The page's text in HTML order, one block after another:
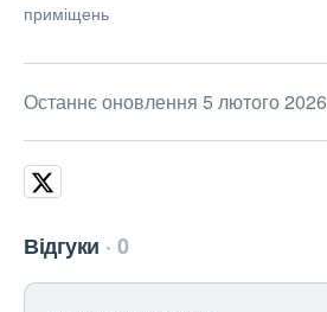
приміщень
Останнє оновлення 5 лютого 2026
Відгуки 0